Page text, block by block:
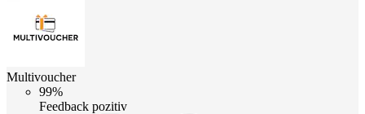
Multivoucher
99%
Feedback pozitiv